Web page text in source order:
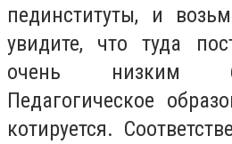
пединституты, и
увидите, что туда
очень низким
Педагогическое
котируется.